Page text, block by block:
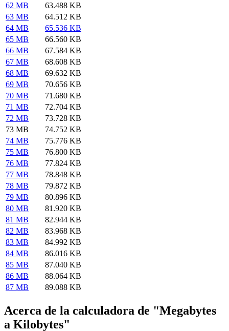
62 MB
63.488 KB
63 MB
64.512 KB
64 MB
65.536 KB
65 MB
66.560 KB
66 MB
67.584 KB
67 MB
68.608 KB
68 MB
69.632 KB
69 MB
70.656 KB
70 MB
71.680 KB
71 MB
72.704 KB
72 MB
73.728 KB
73 MB
74.752 KB
74 MB
75.776 KB
75 MB
76.800 KB
76 MB
77.824 KB
77 MB
78.848 KB
78 MB
79.872 KB
79 MB
80.896 KB
80 MB
81.920 KB
81 MB
82.944 KB
82 MB
83.968 KB
83 MB
84.992 KB
84 MB
86.016 KB
85 MB
87.040 KB
86 MB
88.064 KB
87 MB
89.088 KB
Acerca de la calculadora de "Megabytes
a Kilobytes"